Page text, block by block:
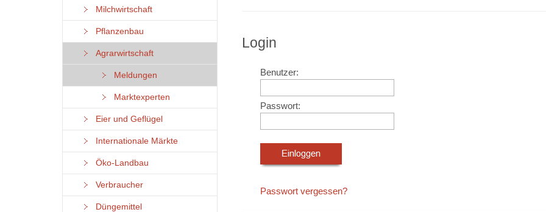
Milchwirtschaft
Pflanzenbau
Agrarwirtschaft
Meldungen
Marktexperten
Eier und Geflügel
Internationale Märkte
Öko-Landbau
Verbraucher
Düngemittel
Login
Benutzer:
Passwort:
Passwort vergessen?